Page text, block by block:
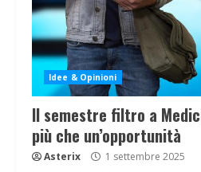
Idee & Opinioni
Il semestre filtro a
più che un’opportunità
Asterix 1 settembre 2025